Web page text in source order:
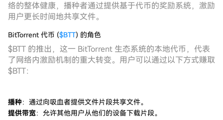
络的整体健康，播种者通过提供基于代币的奖励系统，激励
用户更长时间地共享文件。
BitTorrent 代币 ($BTT) 的角色
$BTT 的推出，这一 BitTorrent 生态系统的本地代币，代表
了网络内激励机制的重大转变。用户可以通过以下方式赚取
$BTT：
播种：通过向吸血者提供文件片段共享文件。
提供带宽：允许其他用户从他们的设备下载片段。